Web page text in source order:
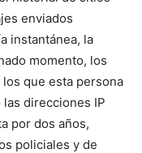
enviados
instantánea, la
momento, los
que esta persona
direcciones IP
por dos años,
policiales y de